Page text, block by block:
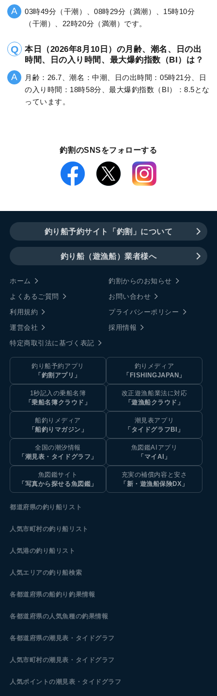
03時49分（干潮）、08時29分（満潮）、15時10分
（干潮）、22時20分（満潮）です。
本日（2026年8月10日）の月齢、潮名、日の出
時間、日の入り時間、最大爆釣指数（BI）は？
月齢：26.7、潮名：中潮、日の出時間：05時21分、日
の入り時間：18時58分、最大爆釣指数（BI）：8.5とな
っています。
釣割のSNSをフォローする
釣り船予約サイト「釣割」について
釣り船（遊漁船）業者様へ
ホーム
釣割からのお知らせ
よくあるご質問
お問い合わせ
利用規約
プライバシーポリシー
運営会社
採用情報
特定商取引法に基づく表記
釣り船予約アプリ
「釣割アプリ」
釣りメディア
「FISHINGJAPAN」
1秒記入の乗船名簿
「乗船名簿クラウド」
改正遊漁船業法に対応
「遊漁船クラウド」
船釣りメディア
「船釣りマガジン」
潮見表アプリ
「タイドグラフBI」
全国の潮汐情報
「潮見表・タイドグラフ」
魚図鑑AIアプリ
「マイAI」
魚図鑑サイト
「写真から探せる魚図鑑」
充実の補償内容と安さ
「新・遊漁船保険DX」
都道府県の釣り船リスト
人気市町村の釣り船リスト
人気港の釣り船リスト
人気エリアの釣り船検索
各都道府県の船釣り釣果情報
各都道府県の人気魚種の釣果情報
各都道府県の潮見表 ・タイドグラフ
人気市町村の潮見表・タイドグラフ
人気ポイントの潮見表・タイドグラフ